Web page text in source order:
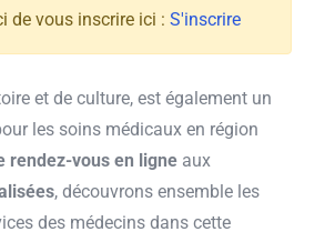
de vous inscrire ici : S'inscrire
et de culture, est également un
les soins médicaux en région
rendez-vous en ligne aux
, découvrons ensemble les
des médecins dans cette